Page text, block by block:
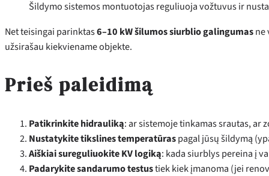
Šildymo sistemos montuotojas reguliuoja vožtuvus ir
Net teisingai parinktas6–10 kW šilumos siurblio galingumasne
užsirašau kiekviename objekte.
Prieš paleidimą
Patikrinkite hidrauliką: ar sistemoje tinkamas srautas, ar
Nustatykite tikslines temperatūraspagal jūsų šildymą
Aiškiai sureguliuokite KV logiką: kada siurblys pereina į
Padarykite sandarumo testustiek kiek įmanoma (jei